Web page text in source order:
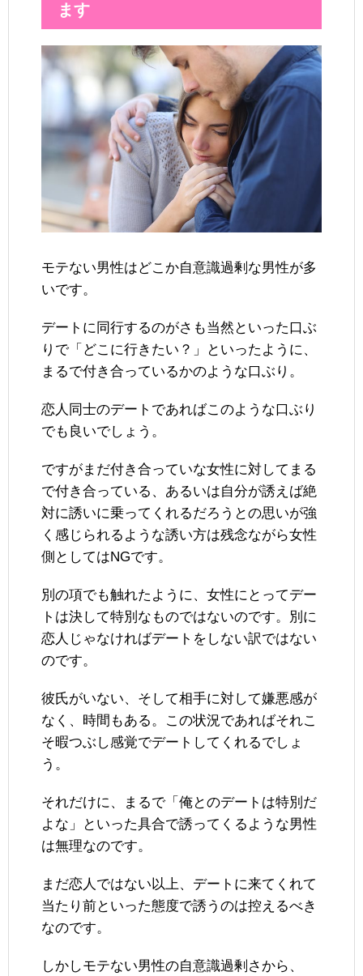
ます
モテない男性はどこか自意識過剰な男性が多
いです。
デートに同行するのがさも当然といった口ぶ
りで「どこに行きたい？」といったように、
まるで付き合っているかのような口ぶり。
恋人同士のデートであればこのような口ぶり
でも良いでしょう。
ですがまだ付き合っていな女性に対してまる
で付き合っている、あるいは自分が誘えば絶
対に誘いに乗ってくれるだろうとの思いが強
く感じられるような誘い方は残念ながら女性
側としてはNGです。
別の項でも触れたように、女性にとってデー
トは決して特別なものではないのです。別に
恋人じゃなければデートをしない訳ではない
のです。
彼氏がいない、そして相手に対して嫌悪感が
なく、時間もある。この状況であればそれこ
そ暇つぶし感覚でデートしてくれるでしょ
う。
それだけに、まるで「俺とのデートは特別だ
よな」といった具合で誘ってくるような男性
は無理なのです。
まだ恋人ではない以上、デートに来てくれて
当たり前といった態度で誘うのは控えるべき
なのです。
しかしモテない男性の自意識過剰さから、